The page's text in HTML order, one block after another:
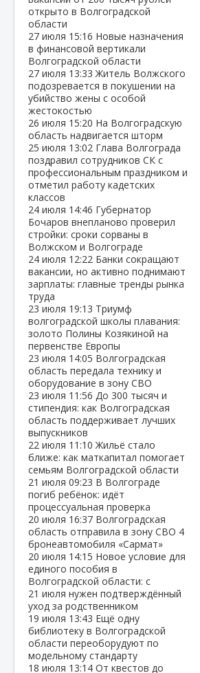
открыто в Волгоградской
области
27 июля 15:16 Новые назначения
в финансовой вертикали
Волгоградской области
27 июля 13:33Житель Волжского
подозревается в покушении на
убийство жены с особой
жестокостью
26 июля 15:20 На Волгоградскую
область надвигается шторм
25 июля 13:02 Глава Волгограда
поздравил сотрудников СК с
профессиональным праздником и
отметил работу кадетских
классов
24 июля 14:46 Губернатор
Бочаров внепланово проверил
стройки: сроки сорваны в
Волжском и Волгограде
24 июля 12:22 Банки сокращают
вакансии, но активно поднимают
зарплаты: главные тренды рынка
труда
23 июля 19:13 Триумф
волгоградской школы плавания:
золото Полины Козякиной на
первенстве Европы
23 июля 14:05 Волгоградская
область передала технику и
оборудование в зону СВО
23 июля 11:56 До 300 тысяч и
стипендия: как Волгоградская
область поддерживает лучших
выпускников
22 июля 11:10Жильё стало
ближе: как маткапитал помогает
семьям Волгоградской области
21 июля 09:23 В Волгограде
погиб ребёнок: идёт
процессуальная проверка
20 июля 16:37 Волгоградская
область отправила в зону СВО 4
бронеавтомобиля «Сармат»
20 июля 14:15 Новое условие для
единого пособия в
Волгоградской области: с
21 июля нужен подтверждённый
уход за родственником
19 июля 13:43 Ещё одну
библиотеку в Волгоградской
области переоборудуют по
модельному стандарту
18 июля 13:14 От квестов до